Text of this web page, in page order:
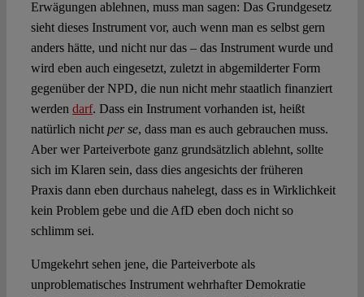
Erwägungen ablehnen, muss man sagen: Das Grundgesetz
sieht dieses Instrument vor, auch wenn man es selbst gern
anders hätte, und nicht nur das – das Instrument wurde und
wird eben auch eingesetzt, zuletzt in abgemilderter Form
gegenüber der NPD, die nun nicht mehr staatlich finanziert
werden darf. Dass ein Instrument vorhanden ist, heißt
natürlich nicht per se, dass man es auch gebrauchen muss.
Aber wer Parteiverbote ganz grundsätzlich ablehnt, sollte
sich im Klaren sein, dass dies angesichts der früheren
Praxis dann eben durchaus nahelegt, dass es in Wirklichkeit
kein Problem gebe und die AfD eben doch nicht so
schlimm sei.
Umgekehrt sehen jene, die Parteiverbote als
unproblematisches Instrument wehrhafter Demokratie